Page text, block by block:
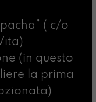
( c/o
(in questo
la prima